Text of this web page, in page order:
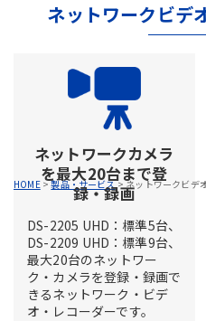
HOME>製品・サービス>ネットワークビデ
ネットワークビデ
ネットワークカメラ
を最大20台まで登
録・録画
DS-2205 UHD：標準5台、
DS-2209 UHD：標準9台、
最大20台のネットワー
ク・カメラを登録・録画で
きるネットワーク・ビデ
オ・レコーダーです。